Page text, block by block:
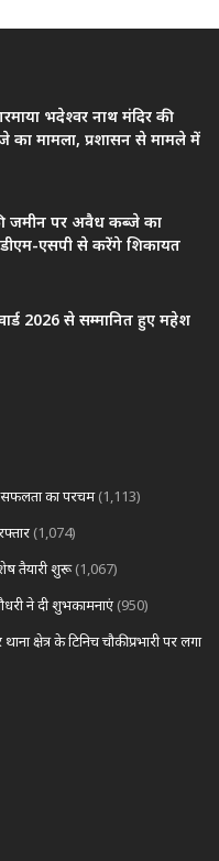
भदेश्वर नाथ मंदिर की
मामला, प्रशासन से मामले में
जमीन पर अवैध कब्जे का
एसपी से करेंगे शिकायत
2026 से सम्मानित हुए महेश
सफलता का परचम (1,113)
(1,074)
तैयारी शुरू (1,067)
ने दी शुभकामनाएं (950)
क्षेत्र के टिनिच चौकी प्रभारी पर लगा